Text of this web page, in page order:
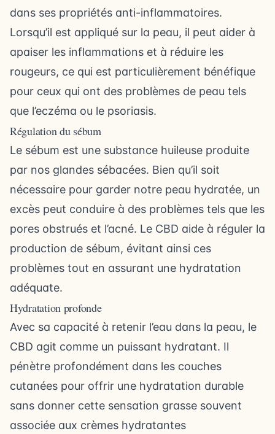
dans ses propriétés anti-inflammatoires.
Lorsqu’il est appliqué sur la peau, il peut aider à
apaiser les inflammations et à réduire les
rougeurs, ce qui est particulièrement bénéfique
pour ceux qui ont des problèmes de peau tels
que l’eczéma ou le psoriasis.
Régulation du sébum
Le sébum est une substance huileuse produite
par nos glandes sébacées. Bien qu’il soit
nécessaire pour garder notre peau hydratée, un
excès peut conduire à des problèmes tels que les
pores obstrués et l’acné. Le CBD aide à réguler la
production de sébum, évitant ainsi ces
problèmes tout en assurant une hydratation
adéquate.
Hydratation profonde
Avec sa capacité à retenir l’eau dans la peau, le
CBD agit comme un puissant hydratant. Il
pénètre profondément dans les couches
cutanées pour offrir une hydratation durable
sans donner cette sensation grasse souvent
associée aux crèmes hydratantes